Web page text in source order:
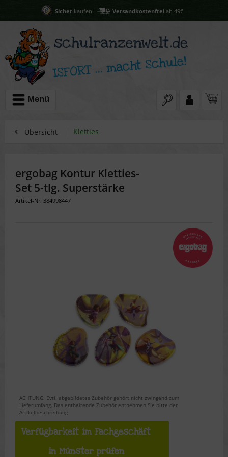
Sicherkaufen Versandkostenfreiab 49€
Menü
Übersicht Kletties
ergobag Kontur Kletties-
Set 5-tlg. Superstärke
Artikel-Nr: 384998447
ACHTUNG: Evtl. abgebildetes Zubehör gehört nicht zwingend zum
Lieferumfang. Das enthaltende Zubehör entnehmen Sie bitte der
Artikelbeschreibung
Verfügbarkeit im Fachgeschäft
in Münster prüfen